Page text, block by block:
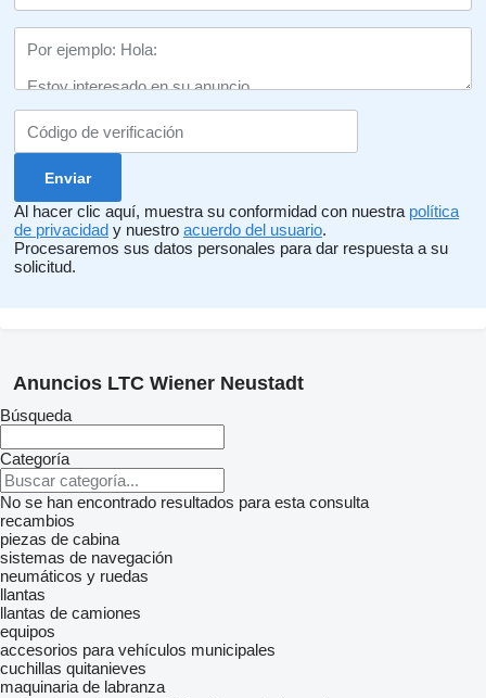
Al hacer clic aquí, muestra su conformidad con nuestra política
de privacidad y nuestro acuerdo del usuario.
Procesaremos sus datos personales para dar respuesta a su
solicitud.
Anuncios LTC Wiener Neustadt
Búsqueda
Categoría
No se han encontrado resultados para esta consulta
recambios
piezas de cabina
sistemas de navegación
neumáticos y ruedas
llantas
llantas de camiones
equipos
accesorios para vehículos municipales
cuchillas quitanieves
maquinaria de labranza